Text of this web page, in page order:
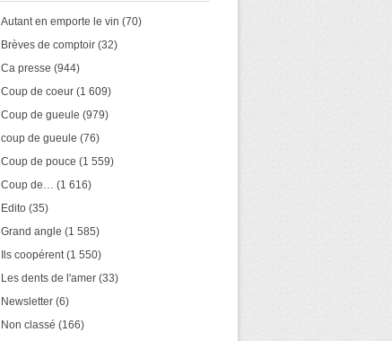
Autant en emporte le vin (70)
Brèves de comptoir (32)
Ca presse (944)
Coup de coeur (1 609)
Coup de gueule (979)
coup de gueule (76)
Coup de pouce (1 559)
Coup de… (1 616)
Edito (35)
Grand angle (1 585)
Ils coopérent(1 550)
Les dents de l'amer (33)
Newsletter (6)
Non classé (166)